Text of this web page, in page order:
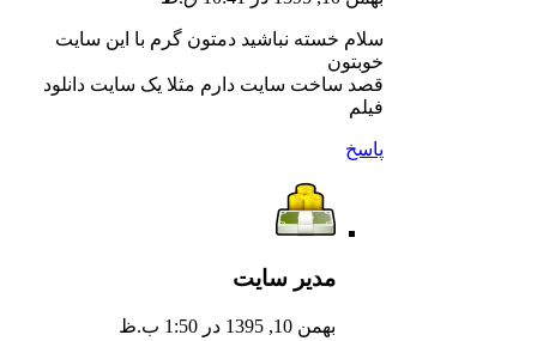
سلام خسته نباشید دمتون گرم با این سایت
خوبتون
قصد ساخت سایت دارم مثلا یک سایت دانلود
فیلم
پاسخ
مدیر سایت
بهمن 10, 1395 در 1:50 ب.ظ